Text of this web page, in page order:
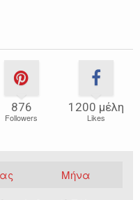
876
Followers
1200 μέλη
Likes
Μήνα